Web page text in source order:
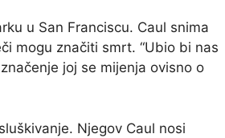
u San Franciscu. Caul snima
mogu značiti smrt. “Ubio bi nas
joj se mijenja ovisno o
Njegov Caul nosi